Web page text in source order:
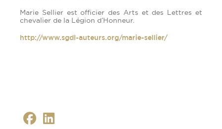
Marie Sellier est officier des Arts et des Lettres et
chevalier de la Légion d’Honneur.
http://www.sgdl-auteurs.org/marie-sellier/